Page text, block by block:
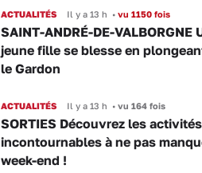
ACTUALITÉS Il y a 13 h •vu 1150 fois
SAINT-ANDRÉ-DE-VALBORGNE
jeune fille se blesse en
le Gardon
ACTUALITÉS Il y a 13 h •vu 164 fois
SORTIES Découvrez les activités
incontournables à ne pas
week-end !